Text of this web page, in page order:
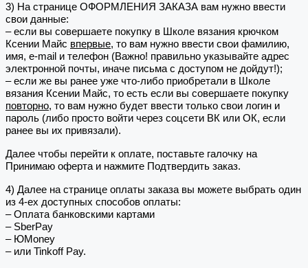
3) На странице ОФОРМЛЕНИЯ ЗАКАЗА вам нужно ввести
свои данные:
– если вы совершаете покупку в Школе вязания крючком
Ксении Майс впервые, то вам нужно ввести свои фамилию,
имя, e-mail и телефон (Важно! правильно указывайте адрес
электронной почты, иначе письма с доступом не дойдут!);
– если же вы ранее уже что-либо приобретали в Школе
вязания Ксении Майс, то есть если вы совершаете покупку
повторно, то вам нужно будет ввести только свои логин и
пароль (либо просто войти через соцсети ВК или ОК, если
ранее вы их привязали).
Далее чтобы перейти к оплате, поставьте галочку на
Принимаю оферта и нажмите Подтвердить заказ.
4) Далее на странице оплаты заказа вы можете выбрать один
из 4-ех доступных способов оплаты:
– Оплата банковскими картами
– SberPay
– ЮMoney
– или Tinkoff Pay.